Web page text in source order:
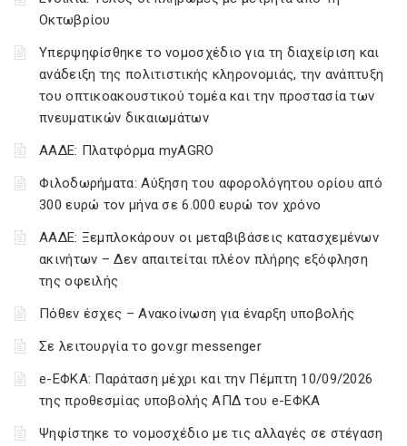
Οκτωβρίου
Υπερψηφίσθηκε το νομοσχέδιο για τη διαχείριση και
ανάδειξη της πολιτιστικής κληρονομιάς, την ανάπτυξη
του οπτικοακουστικού τομέα και την προστασία των
πνευματικών δικαιωμάτων
ΑΑΔΕ: Πλατφόρμα myAGRO
Φιλοδωρήματα: Αύξηση του αφορολόγητου ορίου από
300 ευρώ τον μήνα σε 6.000 ευρώ τον χρόνο
ΑΑΔΕ: Ξεμπλοκάρουν οι μεταβιβάσεις κατασχεμένων
ακινήτων – Δεν απαιτείται πλέον πλήρης εξόφληση
της οφειλής
Πόθεν έσχες – Ανακοίνωση για έναρξη υποβολής
Σε λειτουργία το gov.gr messenger
e-ΕΦΚΑ: Παράταση μέχρι και την Πέμπτη 10/09/2026
της προθεσμίας υποβολής ΑΠΔ του e-ΕΦΚΑ
Ψηφίστηκε το νομοσχέδιο με τις αλλαγές σε στέγαση